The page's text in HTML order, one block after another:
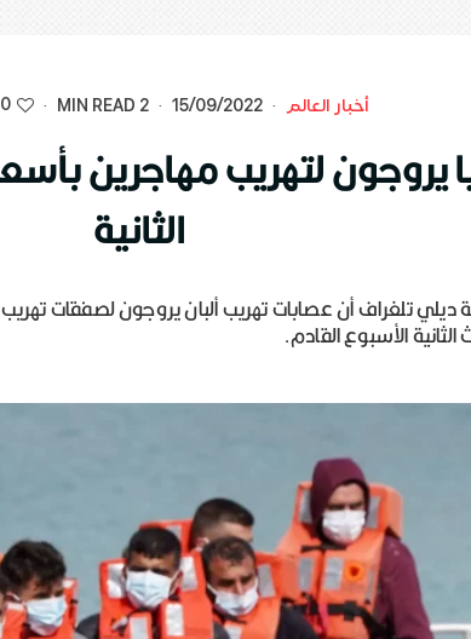
أخبار العالم ·
15/09/2022
·
2 MIN READ
·
0
يروجون لتهريب مهاجرين
الثانية
تلغراف أن عصابات تهريب ألبان يروجون لصفقات
الثانية الأسبوع القادم.